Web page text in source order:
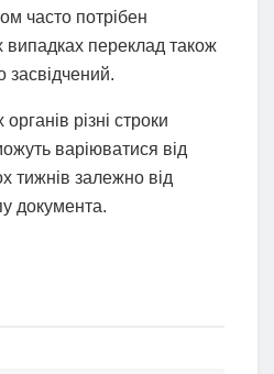
часто потрібен
випадках переклад також
засвідчений.
різні строки
варіюватися від
тижнів залежно від
документа.